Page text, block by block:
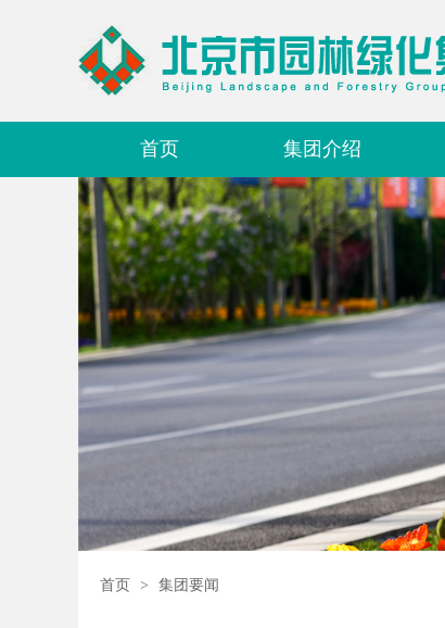
首页 集团介绍
首页 > 集团要闻